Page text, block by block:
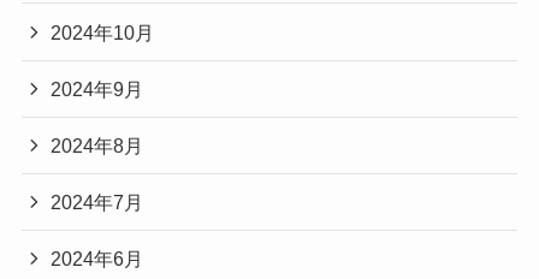
2024年10月
2024年9月
2024年8月
2024年7月
2024年6月